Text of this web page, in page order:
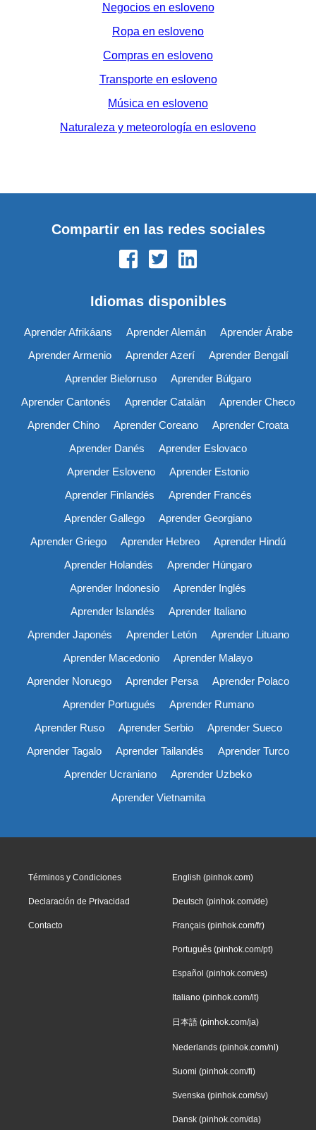
Negocios en esloveno
Ropa en esloveno
Compras en esloveno
Transporte en esloveno
Música en esloveno
Naturaleza y meteorología en esloveno
Compartir en las redes sociales
Idiomas disponibles
Aprender Afrikáans Aprender Alemán
Aprender Árabe
Aprender Armenio
Aprender Azerí
Aprender Bengalí
Aprender Bielorruso
Aprender Búlgaro
Aprender Cantonés
Aprender Catalán
Aprender Checo
Aprender Chino
Aprender Coreano
Aprender Croata
Aprender Danés
Aprender Eslovaco
Aprender Esloveno
Aprender Estonio
Aprender Finlandés
Aprender Francés
Aprender Gallego
Aprender Georgiano
Aprender Griego
Aprender Hebreo
Aprender Hindú
Aprender Holandés
Aprender Húngaro
Aprender Indonesio
Aprender Inglés
Aprender Islandés
Aprender Italiano
Aprender Japonés
Aprender Letón
Aprender Lituano
Aprender Macedonio
Aprender Malayo
Aprender Noruego
Aprender Persa
Aprender Polaco
Aprender Portugués
Aprender Rumano
Aprender Ruso
Aprender Serbio
Aprender Sueco
Aprender Tagalo
Aprender Tailandés
Aprender Turco
Aprender Ucraniano
Aprender Uzbeko
Aprender Vietnamita
Términos y Condiciones
Declaración de Privacidad
Contacto
English (pinhok.com)
Deutsch (pinhok.com/de)
Français (pinhok.com/fr)
Português (pinhok.com/pt)
Español (pinhok.com/es)
Italiano (pinhok.com/it)
日本語 (pinhok.com/ja)
Nederlands (pinhok.com/nl)
Suomi (pinhok.com/fi)
Svenska (pinhok.com/sv)
Dansk (pinhok.com/da)